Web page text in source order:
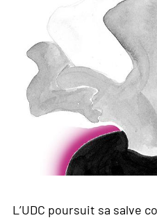
l'UDC
L’UDC poursuit sa salve